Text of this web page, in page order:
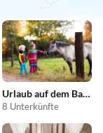
Urlaub auf dem Bauernhof
8 Unterkünfte